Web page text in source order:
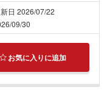
日 2026/07/22
09/30
お気に入りに追加